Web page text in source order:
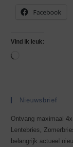
Facebook
Vind ik leuk:
Nieuwsbrief
Ontvang maximaal
Lentebries,
belangrijk actueel